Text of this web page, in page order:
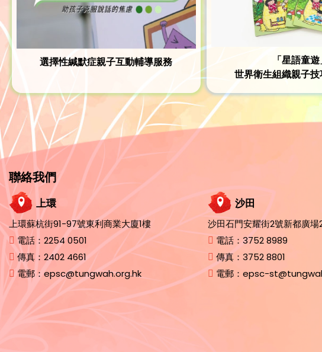
選擇性緘默症親子互動輔導服務
「星語童遊
世界衛生組織親子
聯絡我們
上環
上環蘇杭街91-97號東利商業大廈1樓
電話： 2254 0501
傳真： 2402 4661
電郵： epsc@tungwah.org.hk
沙田
沙田石門安耀街2號新都廣
電話： 3752 8989
傳真： 3752 8801
電郵： epsc-